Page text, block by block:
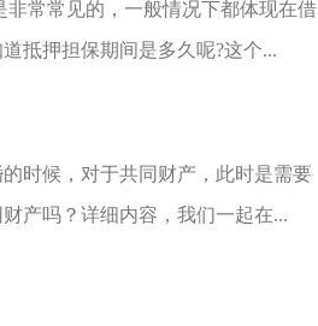
常常见的，一般情况下都体现在借
抵押担保期间是多久呢?这个...
时候，对于共同财产，此时是需要
产吗？详细内容，我们一起在...